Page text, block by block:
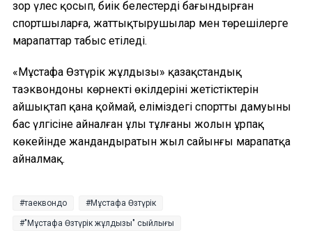
зор үлес қосып, биік белестерді бағындырған
спортшыларға, жаттықтырушылар мен төрешілерге
марапаттар табыс етіледі.
«Мұстафа Өзтүрік жұлдызы» қазақстандық
таэквондоның көрнекті өкілдерінің жетістіктерін
айшықтап қана қоймай, еліміздегі спорттың дамуының
бас үлгісіне айналған ұлы тұлғаның жолын ұрпақ
көкейінде жандандыратын жыл сайынғы марапатқа
айналмақ.
таеквондо Мұстафа Өзтүрік
"Мұстафа Өзтүрік жұлдызы" сыйлығы